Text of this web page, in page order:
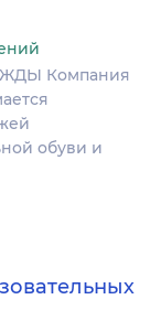
Компания
обуви и